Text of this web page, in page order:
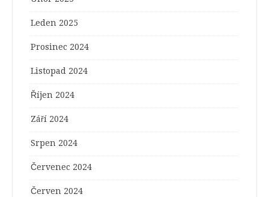
Leden 2025
Prosinec 2024
Listopad 2024
Říjen 2024
Září 2024
Srpen 2024
Červenec 2024
Červen 2024